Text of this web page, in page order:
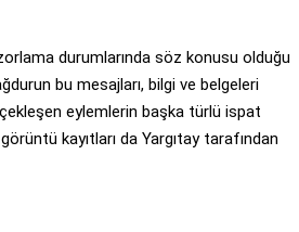
durumlarında söz konusu olduğu
bu mesajları, bilgi ve belgeleri
eylemlerin başka türlü ispat
kayıtları da Yargıtay tarafından